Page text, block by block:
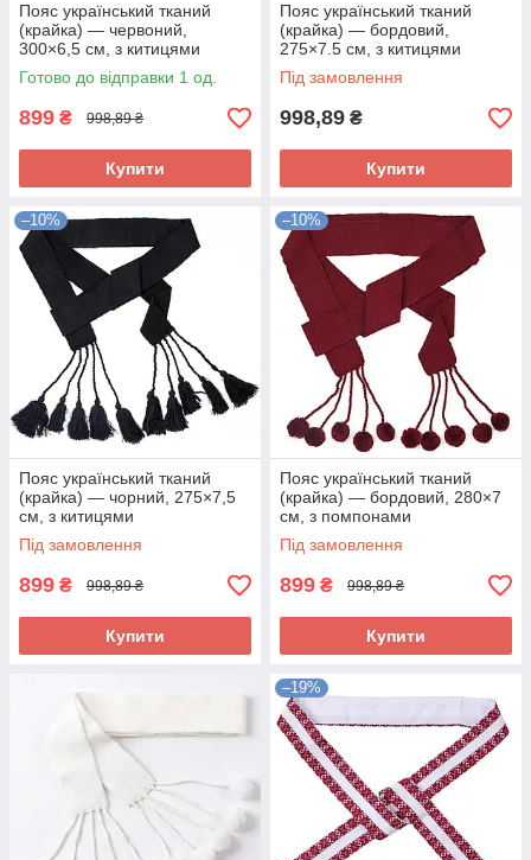
Пояс український тканий
(крайка) — червоний,
300×6,5 см, з китицями
Готово до відправки 1 од.
899 ₴ 998,89 ₴
Купити
Пояс український тканий
(крайка) — бордовий,
275×7.5 см, з китицями
Під замовлення
998,89 ₴
Купити
–10%
Пояс український тканий
(крайка) — чорний, 275×7,5
см, з китицями
Під замовлення
899 ₴ 998,89 ₴
Купити
–10%
Пояс український тканий
(крайка) — бордовий, 280×7
см, з помпонами
Під замовлення
899 ₴ 998,89 ₴
Купити
–19%